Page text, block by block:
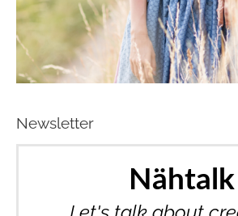
Newsletter
Nähtalk